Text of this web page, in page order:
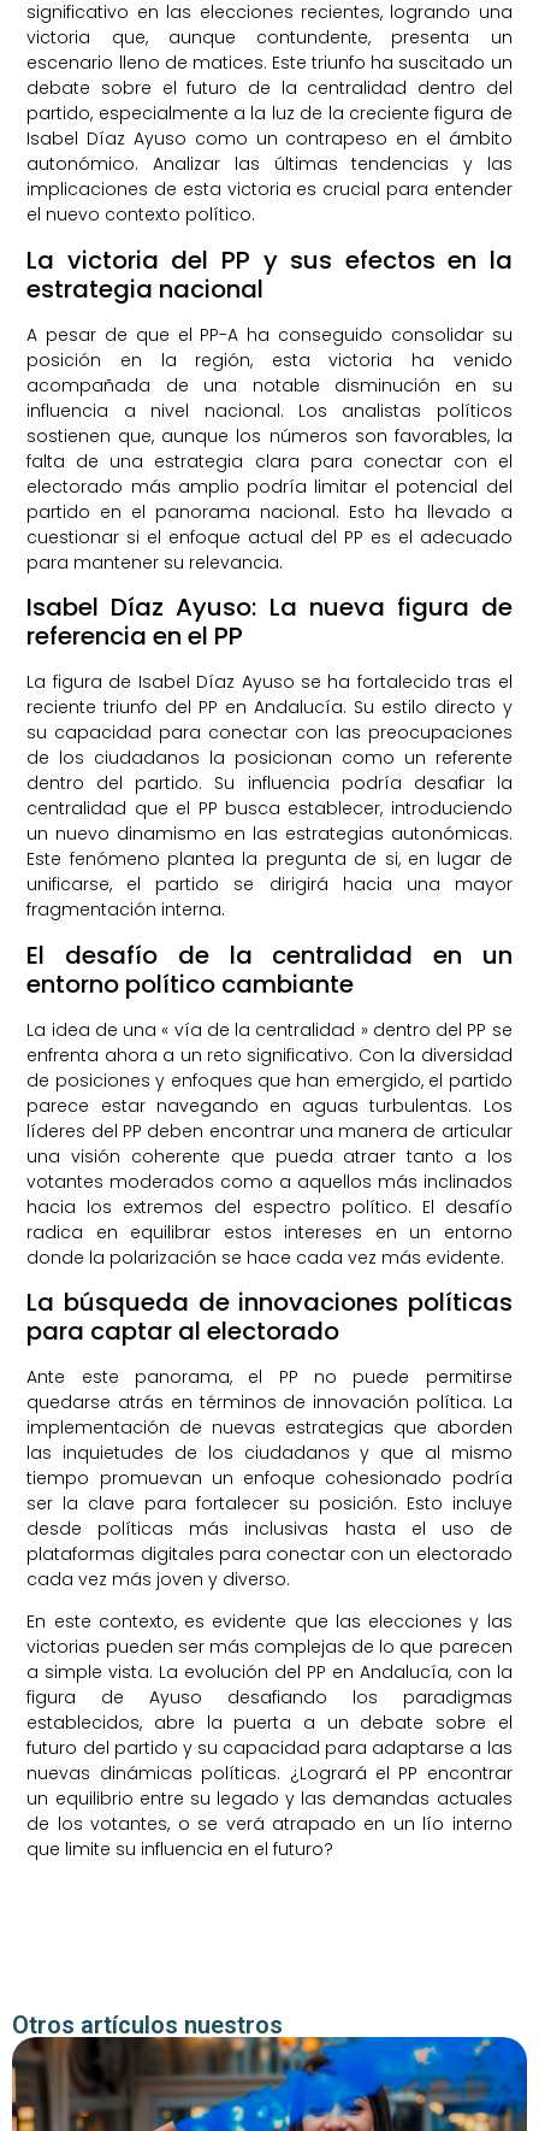
significativo en las elecciones recientes, logrando una
victoria que, aunque contundente, presenta un
escenario lleno de matices. Este triunfo ha suscitado un
debate sobre el futuro de la centralidad dentro del
partido, especialmente a la luz de la creciente figura de
Isabel Díaz Ayuso como un contrapeso en el ámbito
autonómico. Analizar las últimas tendencias y las
implicaciones de esta victoria es crucial para entender
el nuevo contexto político.
La victoria del PP y sus efectos en la
estrategia nacional
A pesar de que el PP-A ha conseguido consolidar su
posición en la región, esta victoria ha venido
acompañada de una notable disminución en su
influencia a nivel nacional. Los analistas políticos
sostienen que, aunque los números son favorables, la
falta de una estrategia clara para conectar con el
electorado más amplio podría limitar el potencial del
partido en el panorama nacional. Esto ha llevado a
cuestionar si el enfoque actual del PP es el adecuado
para mantener su relevancia.
Isabel Díaz Ayuso: La nueva figura de
referencia en el PP
La figura de Isabel Díaz Ayuso se ha fortalecido tras el
reciente triunfo del PP en Andalucía. Su estilo directo y
su capacidad para conectar con las preocupaciones
de los ciudadanos la posicionan como un referente
dentro del partido. Su influencia podría desafiar la
centralidad que el PP busca establecer, introduciendo
un nuevo dinamismo en las estrategias autonómicas.
Este fenómeno plantea la pregunta de si, en lugar de
unificarse, el partido se dirigirá hacia una mayor
fragmentación interna.
El desafío de la centralidad en un
entorno político cambiante
La idea de una « vía de la centralidad » dentro del PP se
enfrenta ahora a un reto significativo. Con la diversidad
de posiciones y enfoques que han emergido, el partido
parece estar navegando en aguas turbulentas. Los
líderes del PP deben encontrar una manera de articular
una visión coherente que pueda atraer tanto a los
votantes moderados como a aquellos más inclinados
hacia los extremos del espectro político. El desafío
radica en equilibrar estos intereses en un entorno
donde la polarización se hace cada vez más evidente.
La búsqueda de innovaciones políticas
para captar al electorado
Ante este panorama, el PP no puede permitirse
quedarse atrás en términos de innovación política. La
implementación de nuevas estrategias que aborden
las inquietudes de los ciudadanos y que al mismo
tiempo promuevan un enfoque cohesionado podría
ser la clave para fortalecer su posición. Esto incluye
desde políticas más inclusivas hasta el uso de
plataformas digitales para conectar con un electorado
cada vez más joven y diverso.
En este contexto, es evidente que las elecciones y las
victorias pueden ser más complejas de lo que parecen
a simple vista. La evolución del PP en Andalucía, con la
figura de Ayuso desafiando los paradigmas
establecidos, abre la puerta a un debate sobre el
futuro del partido y su capacidad para adaptarse a las
nuevas dinámicas políticas. ¿Logrará el PP encontrar
un equilibrio entre su legado y las demandas actuales
de los votantes, o se verá atrapado en un lío interno
que limite su influencia en el futuro?
Otros artículos nuestros